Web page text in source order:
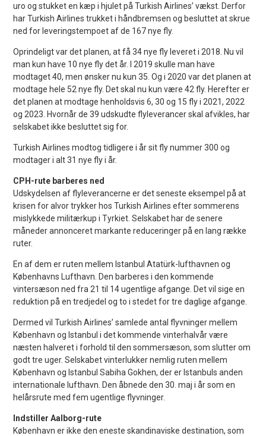
uro og stukket en kæp i hjulet på Turkish Airlines’ vækst. Derfor
har Turkish Airlines trukket i håndbremsen og besluttet at skrue
ned for leveringstempoet af de 167 nye fly.
Oprindeligt var det planen, at få 34 nye fly leveret i 2018. Nu vil
man kun have 10 nye fly det år. I 2019 skulle man have
modtaget 40, men ønsker nu kun 35. Og i 2020 var det planen at
modtage hele 52 nye fly. Det skal nu kun være 42 fly. Herefter er
det planen at modtage henholdsvis 6, 30 og 15 fly i 2021, 2022
og 2023. Hvornår de 39 udskudte flyleverancer skal afvikles, har
selskabet ikke besluttet sig for.
Turkish Airlines modtog tidligere i år sit fly nummer 300 og
modtager i alt 31 nye fly i år.
CPH-rute barberes ned
Udskydelsen af flyleverancerne er det seneste eksempel på at
krisen for alvor trykker hos Turkish Airlines efter sommerens
mislykkede militærkup i Tyrkiet. Selskabet har de senere
måneder annonceret markante reduceringer på en lang række
ruter.
En af dem er ruten mellem Istanbul Atatürk-lufthavnen og
Københavns Lufthavn. Den barberes i den kommende
vintersæson ned fra 21 til 14 ugentlige afgange. Det vil sige en
reduktion på en tredjedel og to i stedet for tre daglige afgange.
Dermed vil Turkish Airlines’ samlede antal flyvninger mellem
København og Istanbul i det kommende vinterhalvår være
næsten halveret i forhold til den sommersæson, som slutter om
godt tre uger. Selskabet vinterlukker nemlig ruten mellem
København og Istanbul Sabiha Gokhen, der er Istanbuls anden
internationale lufthavn. Den åbnede den 30. maj i år som en
helårsrute med fem ugentlige flyvninger.
Indstiller Aalborg-rute
København er ikke den eneste skandinaviske destination, som